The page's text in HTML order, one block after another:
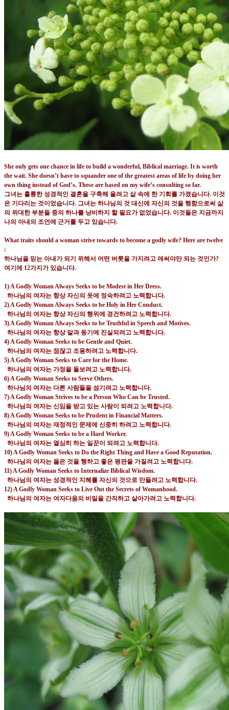
She only gets one chance in life to build a wonderful, Biblical marriage. It is worth
the wait. She doesn’t have to squander one of the greatest areas of life by doing her
own thing instead of God’s. These are based on my wife’s consulting so far.
그녀는 훌륭한 성경적인 결혼을 구축해 올려고 삶 속에 한 기회를 가졌습니다. 이것
은 기다리는 것이었습니다. 그녀는 하나님의 것 대신에 자신의 것을 행함으로써 삶
의 위대한 부분들 중의 하나를 낭비하지 할 필요가 없었습니다. 이것들은 지금까지
나의 아내의 조언에 근거를 두고 있습니다.
What traits should a woman strive towards to become a godly wife? Here are twelve
:
하나님을 믿는 아내가 되기 위해서 어떤 버릇을 가지려고 애써야만 되는 것인가?
여기에 12가지가 있습니다.
1) A Godly Woman Always Seeks to be Modest in Her Dress.
하나님의 여자는 항상 자신의 옷에 정숙하려고 노력합니다.
2) A Godly Woman Always Seeks to be Holy in Her Conduct.
하나님의 여자는 항상 자신의 행위에 경건하려고 노력합니다.
3) A Godly Woman Always Seeks to be Truthful in Speech and Motives.
하나님의 여자는 항상 말과 동기에 진실되려고 노력합니다.
4) A Godly Woman Seeks to be Gentle and Quiet.
하나님의 여자는 점잖고 조용하려고 노력합니다.
5) A Godly Woman Seeks to Care for the Home.
하나님의 여자는 가정을 돌보려고 노력합니다.
6) A Godly Woman Seeks to Serve Others.
하나님의 여자는 다른 사람들을 섬기려고 노력합니다.
7) A Godly Woman Strives to be a Person Who Can be Trusted.
하나님의 여자는 신임을 받고 있는 사람이 되려고 노력합니다.
8) A Godly Woman Seeks to be Prudent in Financial Matters.
하나님의 여자는 재정적인 문제에 신중히 하려고 노력합니다.
9) A Godly Woman Seeks to be a Hard Worker.
하나님의 여자는 열심히 하는 일꾼이 되려고 노력합니다.
10) A Godly Woman Seeks to Do the Right Thing and Have a Good Reputation.
하나님의 여자는 옳은 것을 행하고 좋은 평판을 가질려고 노력합니다.
11) A Godly Woman Seeks to Internalize Biblical Wisdom.
하나님의 여자는 성경적인 지혜를 자신의 것으로 만들려고 노력합니다.
12) A Godly Woman Seeks to Live Out the Secrets of Womanhood.
하나님의 여자는 여자다움의 비밀을 간직하고 살아가려고 노력합니다.